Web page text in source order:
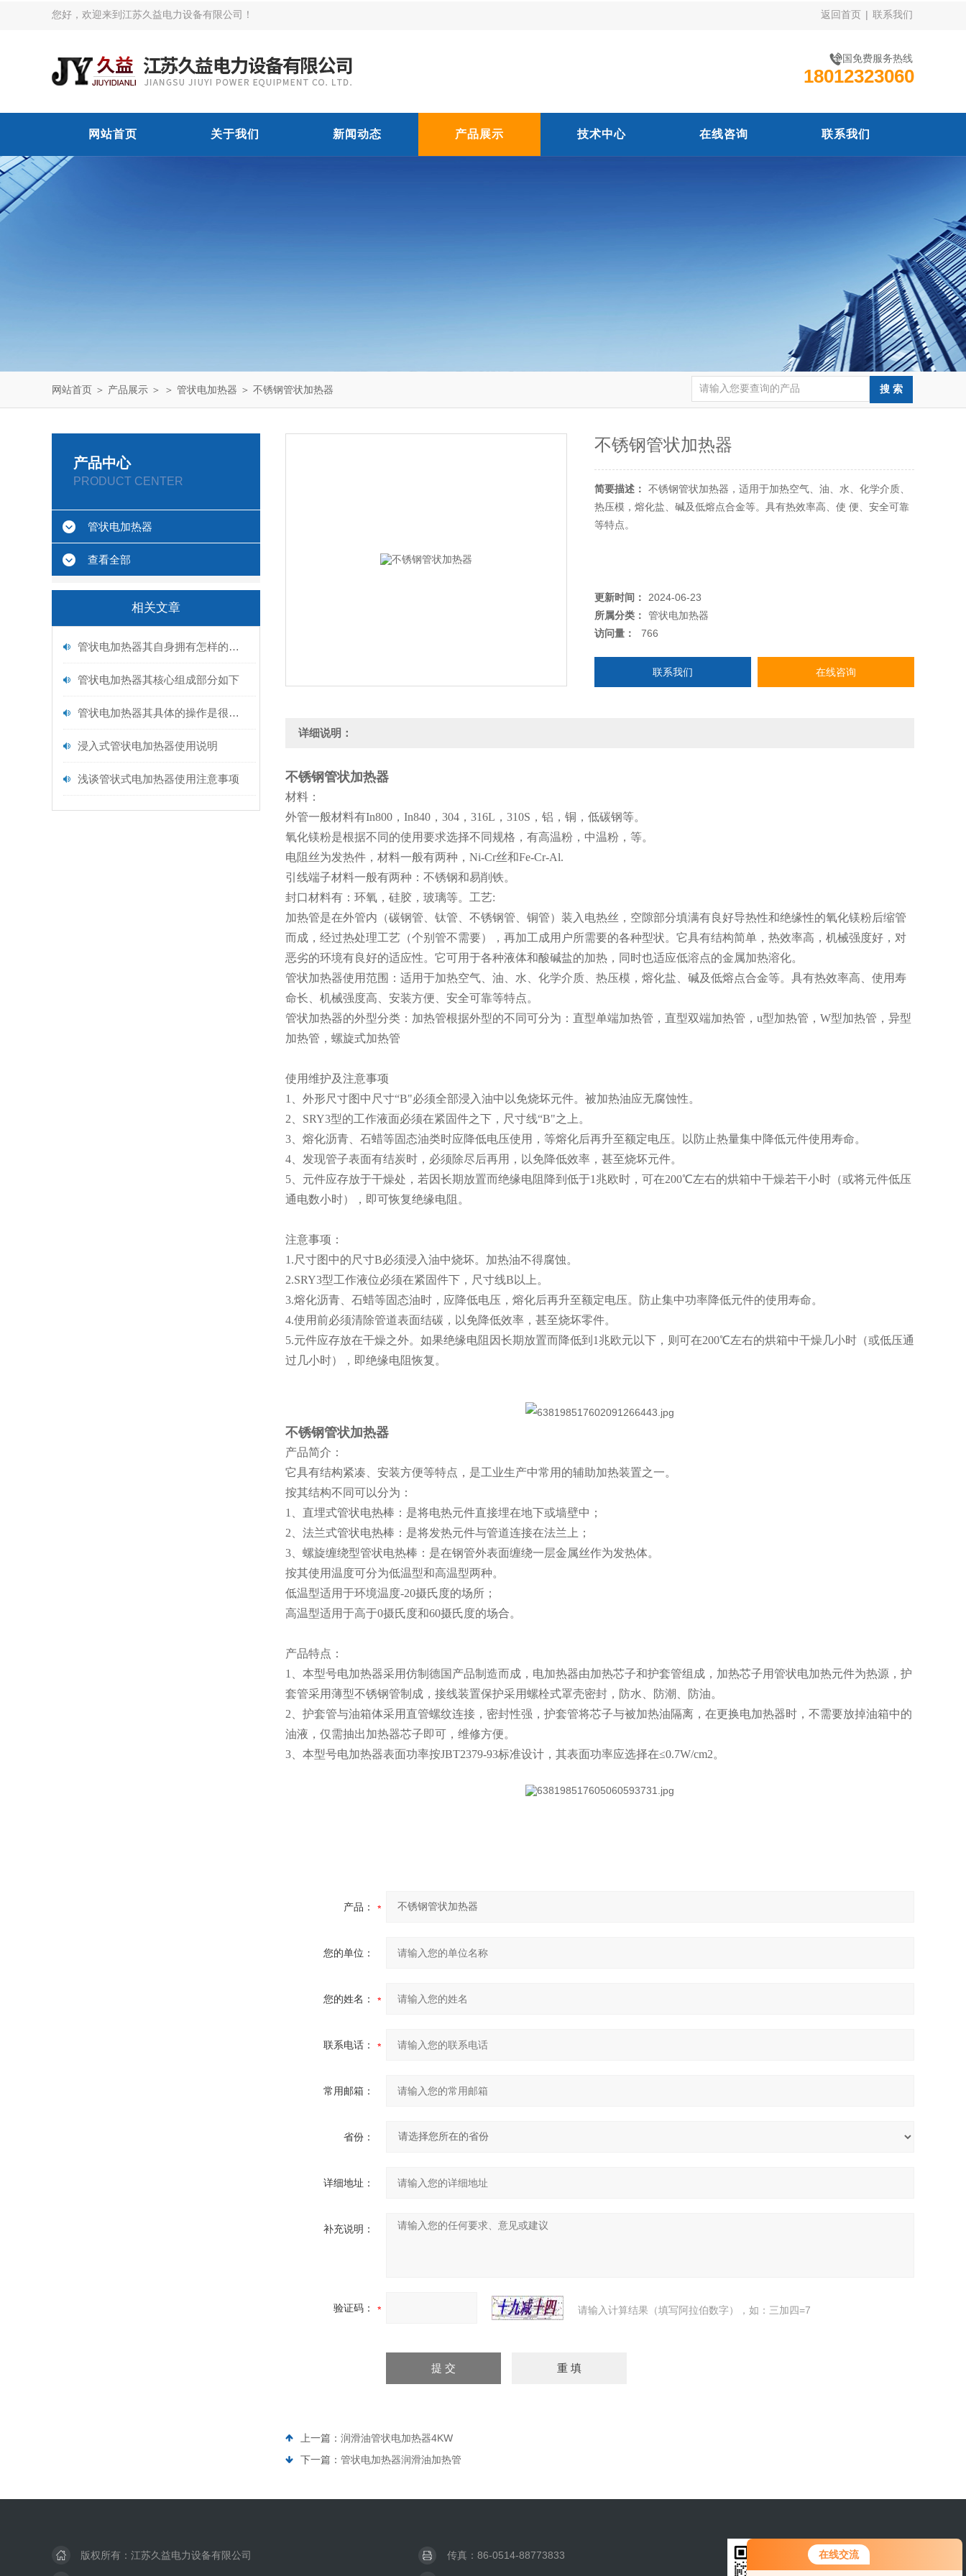
在线交流
您好，欢迎来到江苏久益电力设备有限公司！ 返回首页 | 联系我们
全国免费服务热线
18012323060
网站首页 关于我们 新闻动态 产品展示 技术中心 在线咨询 联系我们
网站首页 ＞ 产品展示 ＞ ＞ 管状电加热器 ＞ 不锈钢管状加热器
产品中心
PRODUCT CENTER
管状电加热器
查看全部
相关文章
管状电加热器其自身拥有怎样的特点呢？
管状电加热器其核心组成部分如下
管状电加热器其具体的操作是很有讲究的
浸入式管状电加热器使用说明
浅谈管状式电加热器使用注意事项
不锈钢管状加热器
简要描述：
不锈钢管状加热器，适用于加热空气、油、水、化学介质、
热压模，熔化盐、碱及低熔点合金等。具有热效率高、使 便、安全可靠
等特点。
更新时间：
2024-06-23
所属分类：
管状电加热器
访问量：
766
联系我们 在线咨询
详细说明：
不锈钢管状加热器
材料：
外管一般材料有In800，In840，304，316L，310S，铝，铜，低碳钢等。
氧化镁粉是根据不同的使用要求选择不同规格，有高温粉，中温粉，等。
电阻丝为发热件，材料一般有两种，Ni-Cr丝和Fe-Cr-Al.
引线端子材料一般有两种：不锈钢和易削铁。
封口材料有：环氧，硅胶，玻璃等。 工艺:
加热管是在外管内（碳钢管、钛管、不锈钢管、铜管）装入电热丝，空隙部分填满有良好导热性和绝缘性的氧化镁粉后缩管
而成，经过热处理工艺（个别管不需要），再加工成用户所需要的各种型状。它具有结构简单，热效率高，机械强度好，对
恶劣的环境有良好的适应性。它可用于各种液体和酸碱盐的加热，同时也适应低溶点的金属加热溶化。
管状加热器使用范围：适用于加热空气、油、水、化学介质、热压模，熔化盐、碱及低熔点合金等。具有热效率高、使用寿
命长、机械强度高、安装方便、安全可靠等特点。
管状加热器的外型分类：加热管根据外型的不同可分为：直型单端加热管，直型双端加热管，u型加热管，W型加热管，异型
加热管，螺旋式加热管
使用维护及注意事项
1、外形尺寸图中尺寸“B"必须全部浸入油中以免烧坏元件。被加热油应无腐蚀性。
2、SRY3型的工作液面必须在紧固件之下，尺寸线“B"之上。
3、熔化沥青、石蜡等固态油类时应降低电压使用，等熔化后再升至额定电压。以防止热量集中降低元件使用寿命。
4、发现管子表面有结炭时，必须除尽后再用，以免降低效率，甚至烧坏元件。
5、元件应存放于干燥处，若因长期放置而绝缘电阻降到低于1兆欧时，可在200℃左右的烘箱中干燥若干小时（或将元件低压
通电数小时），即可恢复绝缘电阻。
注意事项：
1.尺寸图中的尺寸B必须浸入油中烧坏。加热油不得腐蚀。
2.SRY3型工作液位必须在紧固件下，尺寸线B以上。
3.熔化沥青、石蜡等固态油时，应降低电压，熔化后再升至额定电压。防止集中功率降低元件的使用寿命。
4.使用前必须清除管道表面结碳，以免降低效率，甚至烧坏零件。
5.元件应存放在干燥之外。如果绝缘电阻因长期放置而降低到1兆欧元以下，则可在200℃左右的烘箱中干燥几小时（或低压通
过几小时），即绝缘电阻恢复。
不锈钢管状加热器
产品简介：
它具有结构紧凑、安装方便等特点，是工业生产中常用的辅助加热装置之一。
按其结构不同可以分为：
1、直埋式管状电热棒：是将电热元件直接埋在地下或墙壁中；
2、法兰式管状电热棒：是将发热元件与管道连接在法兰上；
3、螺旋缠绕型管状电热棒：是在钢管外表面缠绕一层金属丝作为发热体。
按其使用温度可分为低温型和高温型两种。
低温型适用于环境温度-20摄氏度的场所；
高温型适用于高于0摄氏度和60摄氏度的场合。
产品特点：
1、本型号电加热器采用仿制德国产品制造而成，电加热器由加热芯子和护套管组成，加热芯子用管状电加热元件为热源，护
套管采用薄型不锈钢管制成，接线装置保护采用螺栓式罩壳密封，防水、防潮、防油。
2、护套管与油箱体采用直管螺纹连接，密封性强，护套管将芯子与被加热油隔离，在更换电加热器时，不需要放掉油箱中的
油液，仅需抽出加热器芯子即可，维修方便。
3、本型号电加热器表面功率按JBT2379-93标准设计，其表面功率应选择在≤0.7W/cm2。
产品：
您的单位：
您的姓名：
联系电话：
常用邮箱：
省份：
详细地址：
补充说明：
验证码： 请输入计算结果（填写阿拉伯数字），如：三加四=7
上一篇： 润滑油管状电加热器4KW
下一篇： 管状电加热器润滑油加热管
版权所有：江苏久益电力设备有限公司 传真：86-0514-88773833